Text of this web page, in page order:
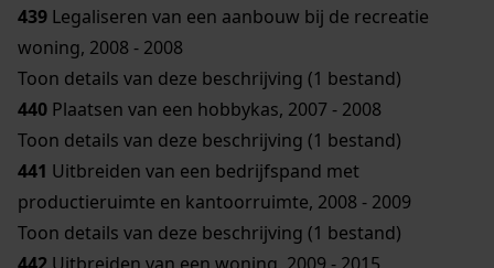
439 Legaliseren van een aanbouw bij de recreatie
woning, 2008 - 2008
Toon details van deze beschrijving (1 bestand)
440 Plaatsen van een hobbykas, 2007 - 2008
Toon details van deze beschrijving (1 bestand)
441 Uitbreiden van een bedrijfspand met
productieruimte en kantoorruimte, 2008 - 2009
Toon details van deze beschrijving (1 bestand)